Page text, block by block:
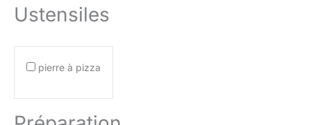
Ustensiles
pierre à pizza